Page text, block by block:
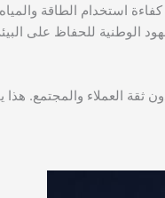
استخدام الطاقة
الوطنية للحفاظ على
ثقة العملاء والمجتمع.